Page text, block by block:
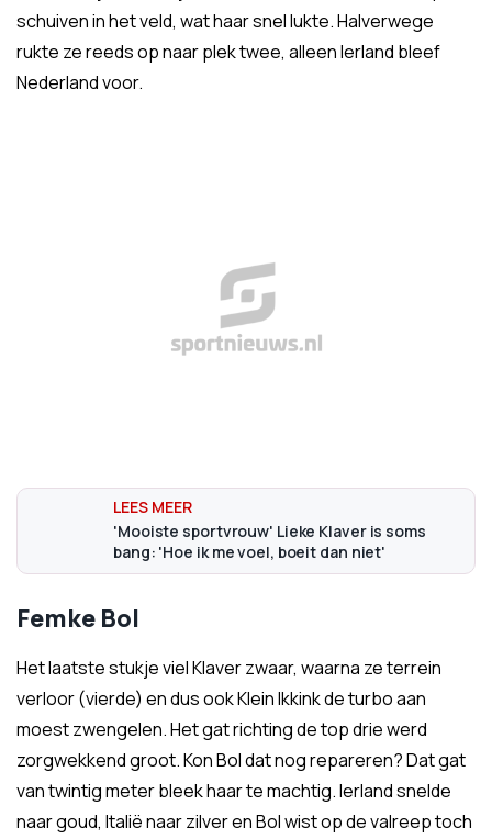
schuiven in het veld, wat haar snel lukte. Halverwege
rukte ze reeds op naar plek twee, alleen Ierland bleef
Nederland voor.
'Mooiste sportvrouw' Lieke Klaver is soms
bang: 'Hoe ik me voel, boeit dan niet'
Femke Bol
Het laatste stukje viel Klaver zwaar, waarna ze terrein
verloor (vierde) en dus ook Klein Ikkink de turbo aan
moest zwengelen. Het gat richting de top drie werd
zorgwekkend groot. Kon Bol dat nog repareren? Dat gat
van twintig meter bleek haar te machtig. Ierland snelde
naar goud, Italië naar zilver en Bol wist op de valreep toch